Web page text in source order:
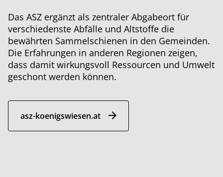
Das ASZ ergänzt als zentraler Abgabeort für
verschiedenste Abfälle und Altstoffe die
bewährten Sammelschienen in den Gemeinden.
Die Erfahrungen in anderen Regionen zeigen,
dass damit wirkungsvoll Ressourcen und Umwelt
geschont werden können.
asz-koenigswiesen.at